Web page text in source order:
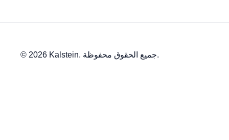
© 2026 Kalstein. جميع الحقوق محفوظة.